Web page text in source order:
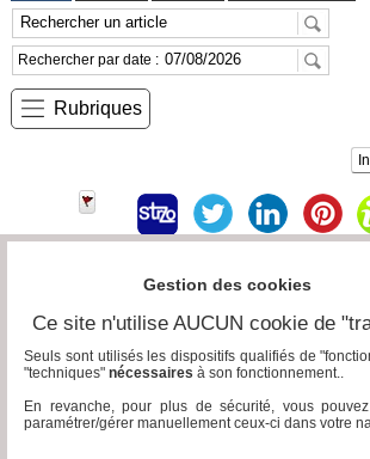
TvLocale
France
Accueil
Vidéos
Médias
groupe
Rechercher par date :
Rubriques
Page 0 / 0
Gestion des cookies
Ce site n'utilise AUCUN cookie de
Seuls sont utilisés les dispositifs qualifiés de
"techniques" nécessaires à son fonctionnement..
En revanche, pour plus de sécurité, vous
paramétrer/gérer manuellement ceux-ci dans votre